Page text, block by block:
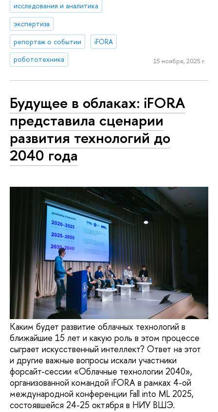
исследования и аналитика
экспертиза
репортаж о событии
iFORA
робототехника
15 ноября, 2025 г.
Будущее в облаках: iFORA
представила сценарии
развития технологий до
2040 года
Каким будет развитие облачных технологий в
ближайшие 15 лет и какую роль в этом процессе
сыграет искусственный интеллект? Ответ на этот
и другие важные вопросы искали участники
форсайт-сессии «Облачные технологии 2040»,
организованной командой iFORA в рамках 4-ой
международной конференции Fall into ML 2025,
состоявшейся 24-25 октября в НИУ ВШЭ.